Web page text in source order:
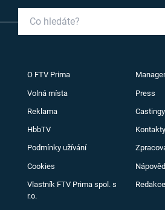
O FTV Prima
Volná místa Press
Reklama
HbbTV Kontakty
Podmínky užívání
Cookies
Vlastník FTV Prima spol. s
r.o.
Redakce